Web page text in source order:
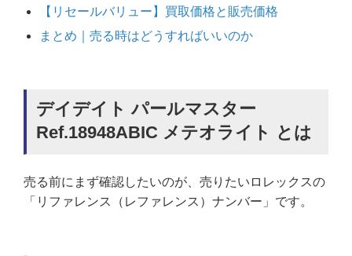
【リセールバリュー】買取価格と販売価格
まとめ｜売る時はどうすればいいのか
デイデイト パールマスター
Ref.18948ABIC メテオライト とは
売る前にまず確認したいのが、売りたいロレックスの
「リファレンス（レファレンス）ナンバー」です。